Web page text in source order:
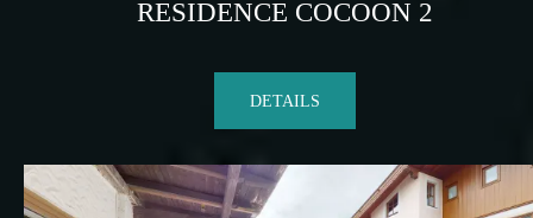
RESIDENCE COCOON 2
DETAILS